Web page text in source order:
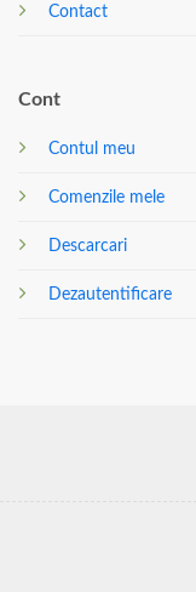
Contact
Cont
Contul meu
Comenzile mele
Descarcari
Dezautentificare